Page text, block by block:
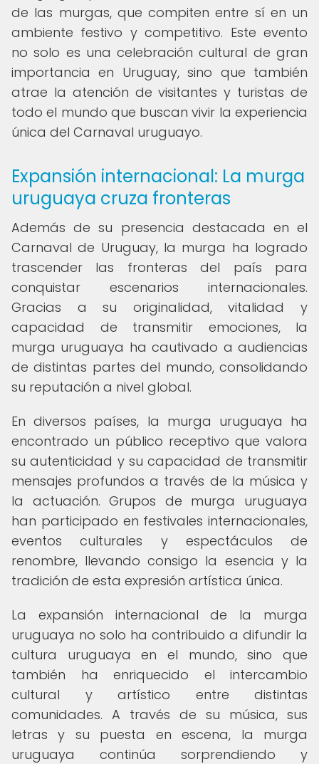
de las murgas, que compiten entre sí en un
ambiente festivo y competitivo. Este evento
no solo es una celebración cultural de gran
importancia en Uruguay, sino que también
atrae la atención de visitantes y turistas de
todo el mundo que buscan vivir la experiencia
única del Carnaval uruguayo.
Expansión internacional: La murga
uruguaya cruza fronteras
Además de su presencia destacada en el
Carnaval de Uruguay, la murga ha logrado
trascender las fronteras del país para
conquistar escenarios internacionales.
Gracias a su originalidad, vitalidad y
capacidad de transmitir emociones, la
murga uruguaya ha cautivado a audiencias
de distintas partes del mundo, consolidando
su reputación a nivel global.
En diversos países, la murga uruguaya ha
encontrado un público receptivo que valora
su autenticidad y su capacidad de transmitir
mensajes profundos a través de la música y
la actuación. Grupos de murga uruguaya
han participado en festivales internacionales,
eventos culturales y espectáculos de
renombre, llevando consigo la esencia y la
tradición de esta expresión artística única.
La expansión internacional de la murga
uruguaya no solo ha contribuido a difundir la
cultura uruguaya en el mundo, sino que
también ha enriquecido el intercambio
cultural y artístico entre distintas
comunidades. A través de su música, sus
letras y su puesta en escena, la murga
uruguaya continúa sorprendiendo y